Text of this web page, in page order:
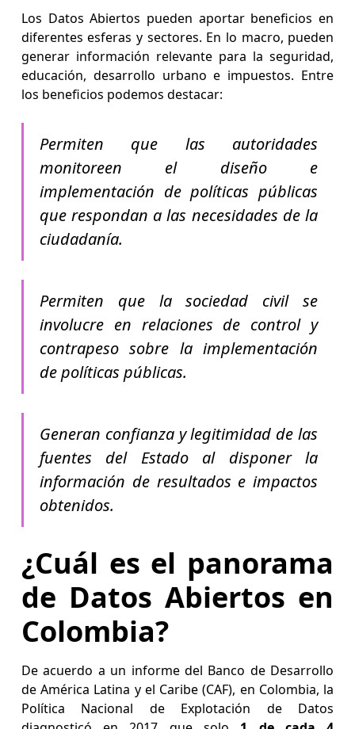
Los Datos Abiertos pueden aportar beneficios en
diferentes esferas y sectores. En lo macro, pueden
generar información relevante para la seguridad,
educación, desarrollo urbano e impuestos. Entre
los beneficios podemos destacar:
Permiten que las autoridades
monitoreen el diseño e
implementación de políticas públicas
que respondan a las necesidades de la
ciudadanía.
Permiten que la sociedad civil se
involucre en relaciones de control y
contrapeso sobre la implementación
de políticas públicas.
Generan confianza y legitimidad de las
fuentes del Estado al disponer la
información de resultados e impactos
obtenidos.
¿Cuál es el panorama
de Datos Abiertos en
Colombia?
De acuerdo a un informe del Banco de Desarrollo
de América Latina y el Caribe (CAF), en Colombia, la
Política Nacional de Explotación de Datos